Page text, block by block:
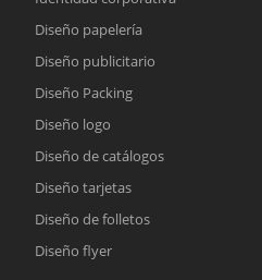
Diseño papelería
Diseño publicitario
Diseño Packing
Diseño logo
Diseño de catálogos
Diseño tarjetas
Diseño de folletos
Diseño flyer